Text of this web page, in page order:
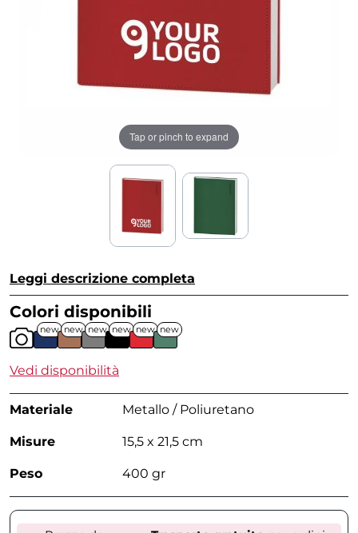
Tap or pinch to expand
Leggi descrizione completa
Colori disponibili
new new new new new new
Vedi disponibilità
Materiale Metallo / Poliuretano
Misure 15,5 x 21,5 cm
Peso 400 gr